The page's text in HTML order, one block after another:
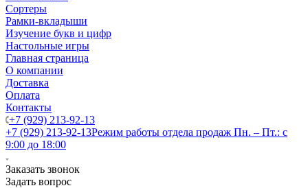
Сортеры
Рамки-вкладыши
Изучение букв и цифр
Настольные игры
Главная страница
О компании
Доставка
Оплата
Контакты
+7 (929) 213-92-13
+7 (929) 213-92-13Режим работы отдела продаж Пн. – Пт.: с
9:00 до 18:00
Заказать звонок
Задать вопрос